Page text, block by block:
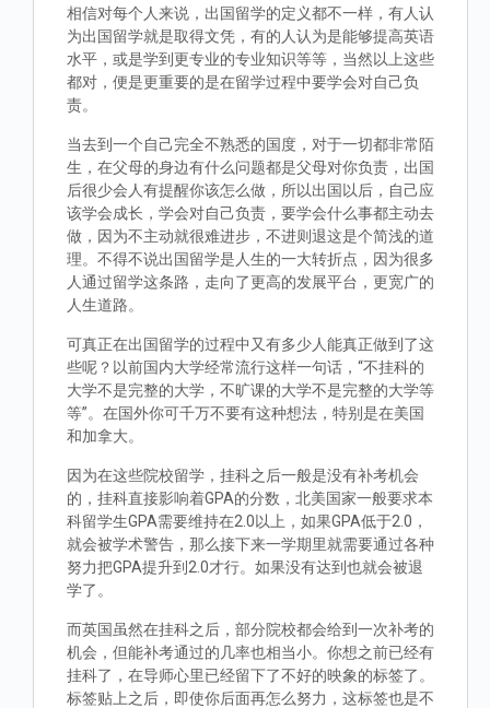
相信对每个人来说，出国留学的定义都不一样，有人认
为出国留学就是取得文凭，有的人认为是能够提高英语
水平，或是学到更专业的专业知识等等，当然以上这些
都对，便是更重要的是在留学过程中要学会对自己负
责。
当去到一个自己完全不熟悉的国度，对于一切都非常陌
生，在父母的身边有什么问题都是父母对你负责，出国
后很少会人有提醒你该怎么做，所以出国以后，自己应
该学会成长，学会对自己负责，要学会什么事都主动去
做，因为不主动就很难进步，不进则退这是个简浅的道
理。不得不说出国留学是人生的一大转折点，因为很多
人通过留学这条路，走向了更高的发展平台，更宽广的
人生道路。
可真正在出国留学的过程中又有多少人能真正做到了这
些呢？以前国内大学经常流行这样一句话，“不挂科的
大学不是完整的大学，不旷课的大学不是完整的大学等
等”。在国外你可千万不要有这种想法，特别是在美国
和加拿大。
因为在这些院校留学，挂科之后一般是没有补考机会
的，挂科直接影响着GPA的分数，北美国家一般要求本
科留学生GPA需要维持在2.0以上，如果GPA低于2.0，
就会被学术警告，那么接下来一学期里就需要通过各种
努力把GPA提升到2.0才行。如果没有达到也就会被退
学了。
而英国虽然在挂科之后，部分院校都会给到一次补考的
机会，但能补考通过的几率也相当小。你想之前已经有
挂科了，在导师心里已经留下了不好的映象的标签了。
标签贴上之后，即使你后面再怎么努力，这标签也是不